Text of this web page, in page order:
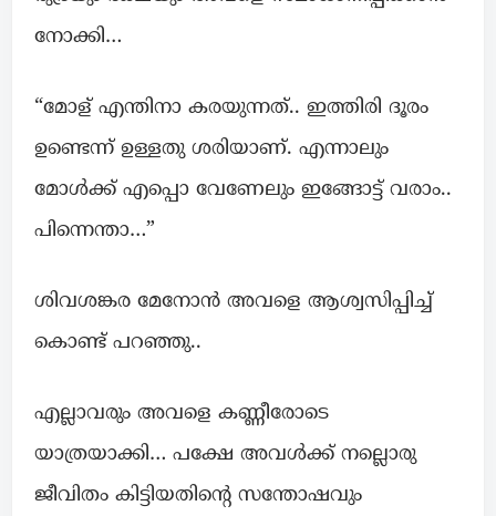
നോക്കി…
“മോള് എന്തിനാ കരയുന്നത്.. ഇത്തിരി ദൂരം
ഉണ്ടെന്ന് ഉള്ളതു ശരിയാണ്. എന്നാലും
മോൾക്ക് എപ്പൊ വേണേലും ഇങ്ങോട്ട് വരാം..
പിന്നെന്താ…”
ശിവശങ്കര മേനോന്‍ അവളെ ആശ്വസിപ്പിച്ച്
കൊണ്ട് പറഞ്ഞു..
എല്ലാവരും അവളെ കണ്ണീരോടെ
യാത്രയാക്കി… പക്ഷേ അവള്‍ക്ക് നല്ലൊരു
ജീവിതം കിട്ടിയതിന്റെ സന്തോഷവും